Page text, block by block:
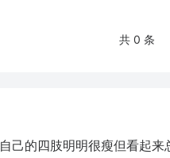
共 0 条
自己的四肢明明很瘦但看起